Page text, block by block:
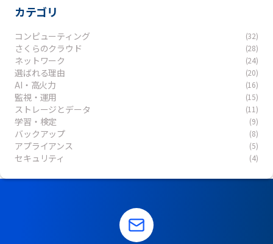
カテゴリ
コンピューティング (32)
さくらのクラウド (28)
ネットワーク (24)
選ばれる理由 (20)
AI・高火力 (16)
監視・運用 (15)
ストレージとデータ (11)
学習・検定 (9)
バックアップ (8)
アプライアンス (5)
セキュリティ (4)